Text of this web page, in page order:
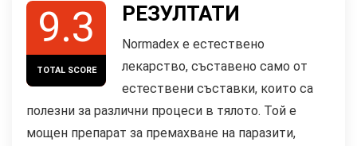
9.3
TOTAL SCORE
РЕЗУЛТАТИ
Normadex е естествено
лекарство, съставено само от
естествени съставки, които са
полезни за различни процеси в тялото. Той е
мощен препарат за премахване на паразити,